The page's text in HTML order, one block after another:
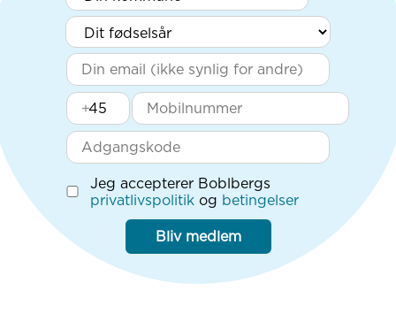
+
Jeg accepterer Boblbergs
privatlivspolitik og betingelser
Bliv medlem